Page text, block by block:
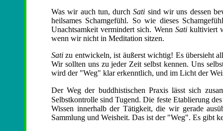
Was wir auch tun, durchSati sind wir uns dessen
heilsames Schamgefühl. So wie dieses
Unachtsamkeit vermindert sich. Wenn Satikultiviert
wenn wir nicht in Meditation sitzen.
Sati zu entwickeln, ist äußerst wichtig! Es übersieht
Wir sollten uns zu jeder Zeit selbst kennen. Uns
wird der "Weg" klar erkenntlich, und im Licht der
Der Weg der buddhistischen Praxis lässt sich
Selbstkontrolle sind Tugend. Die feste Etablierung
Wissen innerhalb der Tätigkeit, die wir gerade
Sammlung und Weisheit. Das ist der "Weg". Es gibt